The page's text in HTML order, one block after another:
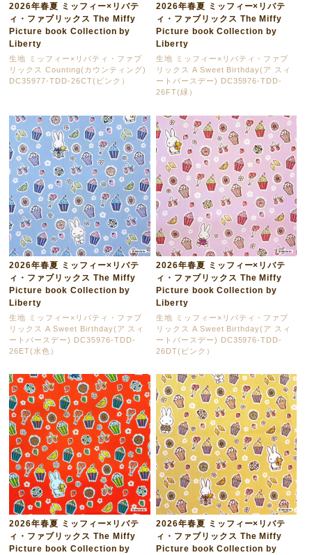
2026年春夏 ミッフィー×リバテ
ィ・ファブリックス The Miffy
Picture book Collection by
Liberty
生地 ミッフィー×リバティ・ファブ
リックス Counting(カウンティング)
DC35977-TDD-26CT(ピンク）
2026年春夏 ミッフィー×リバテ
ィ・ファブリックス The Miffy
Picture book Collection by
Liberty
生地 ミッフィー×リバティ・ファブ
リックス A Sweet Birthday(ア スィ
ートバースデー) DC35976-TDD-
26FT(緑）
2026年春夏 ミッフィー×リバテ
ィ・ファブリックス The Miffy
Picture book Collection by
Liberty
生地 ミッフィー×リバティ・ファブ
リックス A Sweet Birthday(ア スィ
ートバースデー) DC35976-TDD-
26ET(水色）
2026年春夏 ミッフィー×リバテ
ィ・ファブリックス The Miffy
Picture book Collection by
Liberty
生地 ミッフィー×リバティ・ファブ
リックス A Sweet Birthday(ア スィ
ートバースデー) DC35976-TDD-
26DT(ピンク）
2026年春夏 ミッフィー×リバテ
ィ・ファブリックス The Miffy
Picture book Collection by
2026年春夏 ミッフィー×リバテ
ィ・ファブリックス The Miffy
Picture book Collection by